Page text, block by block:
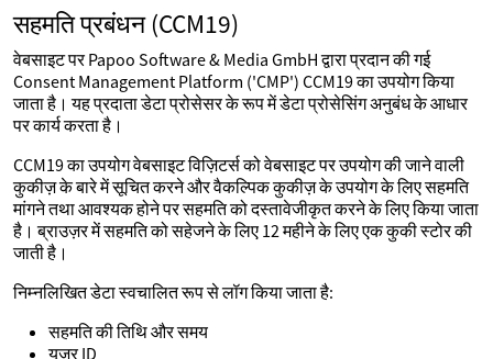
सहमति प्रबंधन (CCM19)
वेबसाइट पर Papoo Software & Media GmbH द्वारा प्रदान की गई
Consent Management Platform ('CMP') CCM19 का उपयोग किया
जाता है। यह प्रदाता डेटा प्रोसेसर के रूप में डेटा प्रोसेसिंग अनुबंध के आधार
पर कार्य करता है।
CCM19 का उपयोग वेबसाइट विज़िटर्स को वेबसाइट पर उपयोग की जाने वाली
कुकीज़ के बारे में सूचित करने और वैकल्पिक कुकीज़ के उपयोग के लिए सहमति
मांगने तथा आवश्यक होने पर सहमति को दस्तावेजीकृत करने के लिए किया जाता
है। ब्राउज़र में सहमति को सहेजने के लिए 12 महीने के लिए एक कुकी स्टोर की
जाती है।
निम्नलिखित डेटा स्वचालित रूप से लॉग किया जाता है:
सहमति की तिथि और समय
यूज़र ID